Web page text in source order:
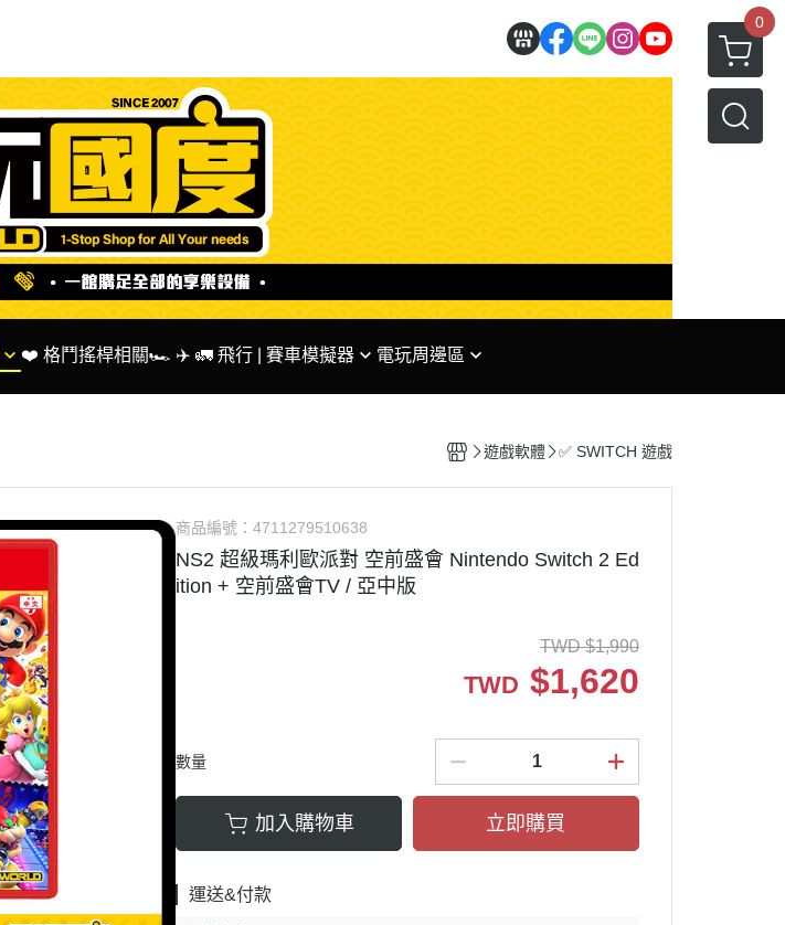
0
❤️ 格鬥搖桿相關🏎 ✈️ 🚛 飛行 | 賽車模擬器
✅ 賽車架 相關
✅ 飛行模擬 相關
電玩周邊區
遊戲軟體 ✅ SWITCH 遊戲
商品編號：4711279510638
NS2 超級瑪利歐派對 空前盛會 Nintendo Switch 2 Ed
ition + 空前盛會TV / 亞中版
TWD $1,990
TWD $1,620
數量
加入購物車 立即購買
運送&付款